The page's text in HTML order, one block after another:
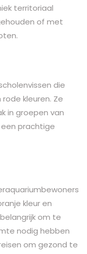
territoriaal
of met
die
kleuren. Ze
in groepen van
prachtige
kleur en
om te
nodig hebben
om gezond te